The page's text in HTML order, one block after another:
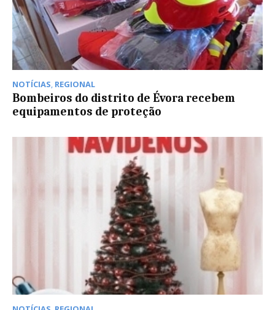
NOTÍCIAS, REGIONAL
Bombeiros do distrito de Évora recebem
equipamentos de proteção